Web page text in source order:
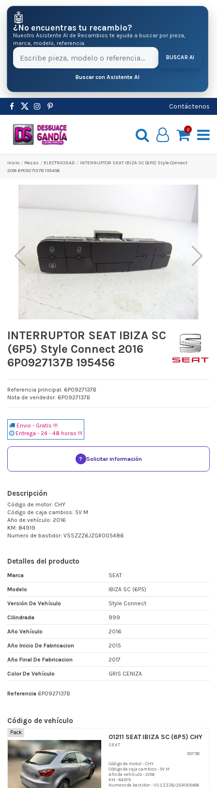
🤖
¿No encuentras tu recambio?
Nuestro Asistente AI de Recambios te ayuda a buscar por pieza,
marca, modelo, referencia.
BUSCAR AI
Buscar con Asistente AI
Contáctenos
0
Inicio Pіezas ELECTRICIDAD
INTERRUPTOR SEAT IBIZA SC (6P5) Style Connect
2016 6P0927137B 195456
INTERRUPTOR SEAT IBIZA SC
(6P5) Style Connect 2016
6P0927137B 195456
Referencia principal: 6P0927137B
Nota de vendedor: 6P0927137B
Envio - Gratis !!!
Entrega - 24 - 48 horas !!!
? Solicitar información
Descripción
Código de motor: CHY
Código de caja cambios: 5V M
Año de vehículo: 2016
KM: 84919
Numero de bastidor: VSSZZZ6JZGR005486
Detalles del producto
Marca SEAT
Modelo IBIZA SC (6P5)
Versión De Vehículo Style Connect
Cilindrada 999
Año Vehículo 2016
Año Inicio De Fabricacion 2015
Año Final De Fabricacion 2017
Color De Vehículo GRIS CENIZA
Referencia 6P0927137B
Código de vehículo
Pack
01211 SEAT IBIZA SC (6P5) CHY
SEAT
50798
Código de motor - CHY
Código de caja cambios - 5V M
Año de vehículo - 2016
KM - 84919
Numero de bastidor - VSSZZZ6JZGR005486